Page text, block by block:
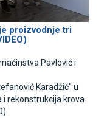
proizvodnje tri
Pavlović i
Karadžić" u
i rekonstrukcija krova